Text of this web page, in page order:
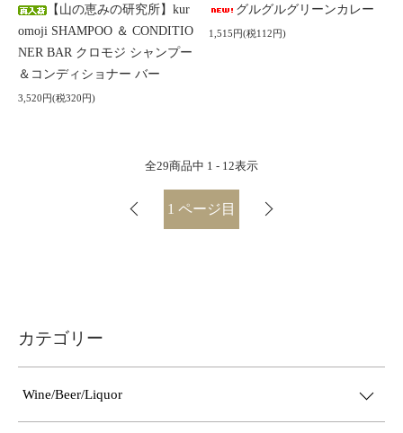
【山の恵みの研究所】kur
omoji SHAMPOO ＆ CONDITIO
NER BAR クロモジ シャンプー
＆コンディショナー バー
3,520円(税320円)
グルグルグリーンカレー
1,515円(税112円)
全29商品中 1 - 12表示
1 ページ目
カテゴリー
Wine/Beer/Liquor